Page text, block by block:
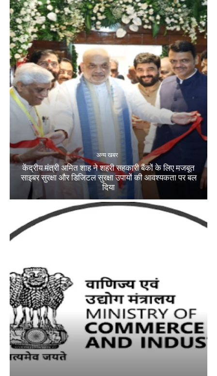
अन्य खबर
केंद्रीय मंत्री अमित शाह ने शहरी सहकारी बैंकों के लिए मजबूत
साइबर सुरक्षा और डिजिटल सुरक्षा उपायों की आवश्यकता पर बल
दिया